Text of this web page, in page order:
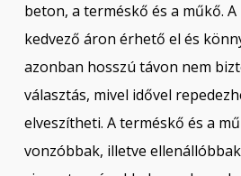
beton, a terméskő és a műkő.
kedvező áron érhető el és
azonban hosszú távon nem
választás, mivel idővel
elveszítheti. A terméskő és a
vonzóbbak, illetve